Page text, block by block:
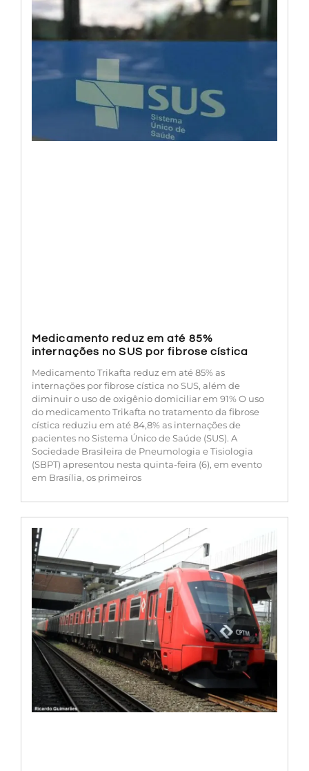
Medicamento reduz em até 85%
internações no SUS por fibrose cística
Medicamento Trikafta reduz em até 85% as
internações por fibrose cística no SUS, além de
diminuir o uso de oxigênio domiciliar em 91% O uso
do medicamento Trikafta no tratamento da fibrose
cística reduziu em até 84,8% as internações de
pacientes no Sistema Único de Saúde (SUS). A
Sociedade Brasileira de Pneumologia e Tisiologia
(SBPT) apresentou nesta quinta-feira (6), em evento
em Brasília, os primeiros